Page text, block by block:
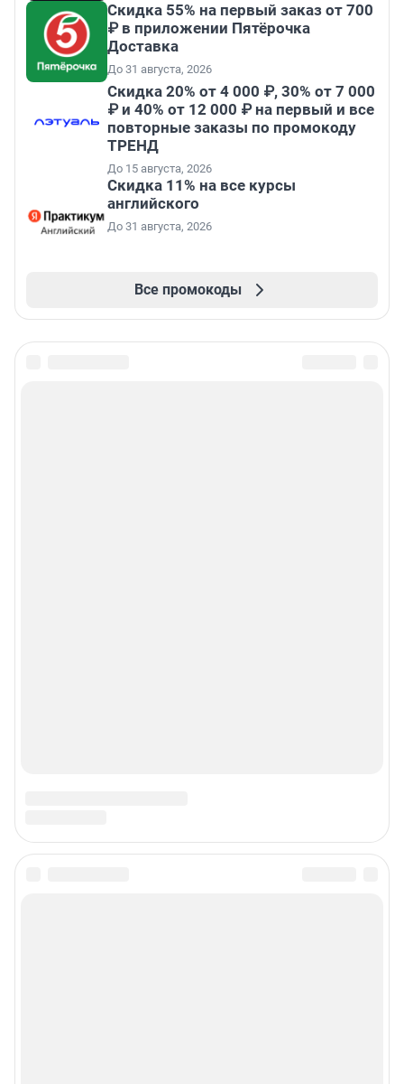
Скидка 55% на первый заказ от 700
₽ в приложении Пятёрочка
Доставка
До 31 августа, 2026
Скидка 20% от 4 000 ₽, 30% от 7 000
₽ и 40% от 12 000 ₽ на первый и все
повторные заказы по промокоду
ТРЕНД
До 15 августа, 2026
Скидка 11% на все курсы
английского
До 31 августа, 2026
Все промокоды